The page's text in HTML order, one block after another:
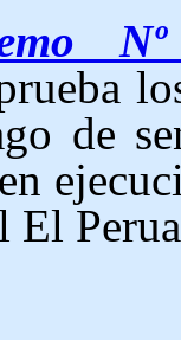
de